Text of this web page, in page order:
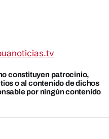
constituyen patrocinio,
o al contenido de dichos
por ningún contenido